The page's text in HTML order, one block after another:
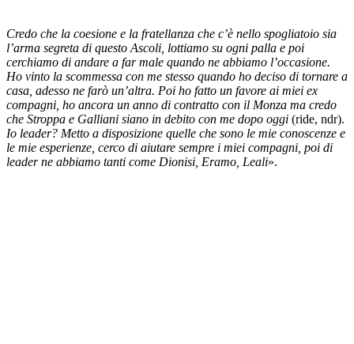
Credo che la coesione e la fratellanza che c’è nello spogliatoio sia
l’arma segreta di questo Ascoli, lottiamo su ogni palla e poi
cerchiamo di andare a far male quando ne abbiamo l’occasione.
Ho vinto la scommessa con me stesso quando ho deciso di tornare a
casa, adesso ne farò un’altra. Poi ho fatto un favore ai miei ex
compagni, ho ancora un anno di contratto con il Monza ma credo
che Stroppa e Galliani siano in debito con me dopo oggi (ride, ndr).
Io leader? Metto a disposizione quelle che sono le mie conoscenze e
le mie esperienze, cerco di aiutare sempre i miei compagni, poi di
leader ne abbiamo tanti come Dionisi, Eramo, Leali».